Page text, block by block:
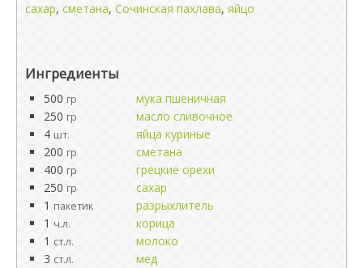
сахар, сметана, Сочинская пахлава, яйцо
Ингредиенты
500 гр
мука пшеничная
250 гр
масло сливочное
4 шт.
яйца куриные
200 гр
сметана
400 гр
грецкие орехи
250 гр
сахар
1 пакетик
разрыхлитель
1 ч.л.
корица
1 ст.л.
молоко
3 ст.л.
мед